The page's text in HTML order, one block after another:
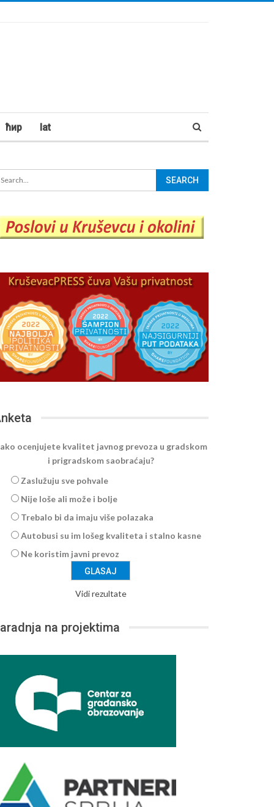
ћир lat
ocenjujete kvalitet javnog prevoza u gradskom
i prigradskom saobraćaju?
Zaslužuju sve pohvale
Nije loše ali može i bolje
Trebalo bi da imaju više polazaka
Autobusi su im lošeg kvaliteta i stalno kasne
Ne koristim javni prevoz
Vidi rezultate
na projektima